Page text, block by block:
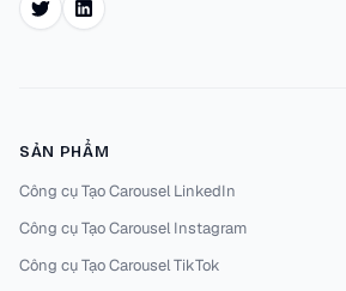
TwitterLinkedIn
SẢN PHẨM
Công cụ Tạo Carousel LinkedIn
Công cụ Tạo Carousel Instagram
Công cụ Tạo Carousel TikTok